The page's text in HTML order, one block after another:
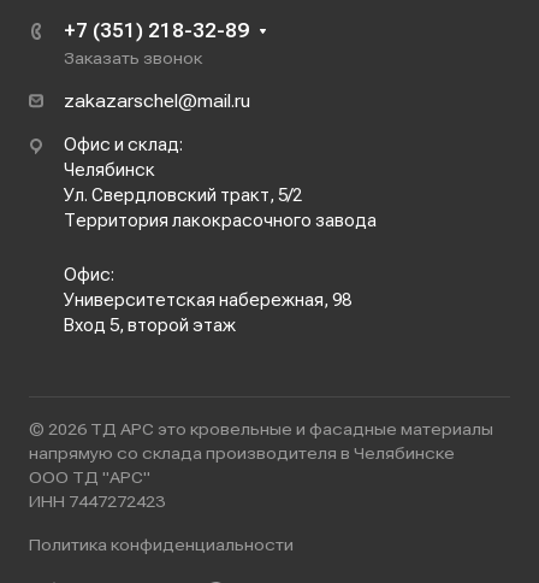
+7 (351) 218-32-89
Заказать звонок
zakazarschel@mail.ru
Офис и склад:
Челябинск
Ул. Свердловский тракт, 5/2
Территория лакокрасочного завода
Офис:
Университетская набережная, 98
Вход 5, второй этаж
© 2026 ТД АРС это кровельные и фасадные материалы
напрямую со склада производителя в Челябинске
ООО ТД "АРС"
ИНН 7447272423
Политика конфиденциальности